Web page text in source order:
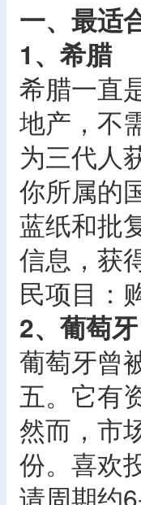
一、最适
1、希腊
希腊一直
地产，不
为三代人
你所属的
蓝纸和批
信息，获
民项目：
2、葡萄牙
葡萄牙曾
五。它有
然而，市
份。喜欢
请周期约